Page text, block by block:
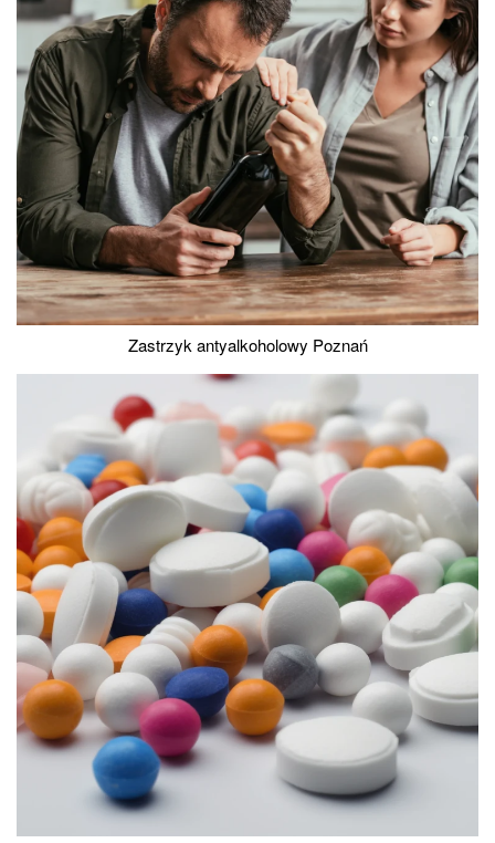
Zastrzyk antyalkoholowy Poznań